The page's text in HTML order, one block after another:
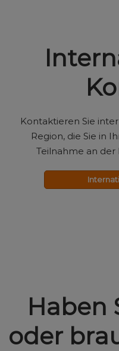
Kontaktieren Sie
Region, die Sie in
Teilnahme an der
Haben
oder